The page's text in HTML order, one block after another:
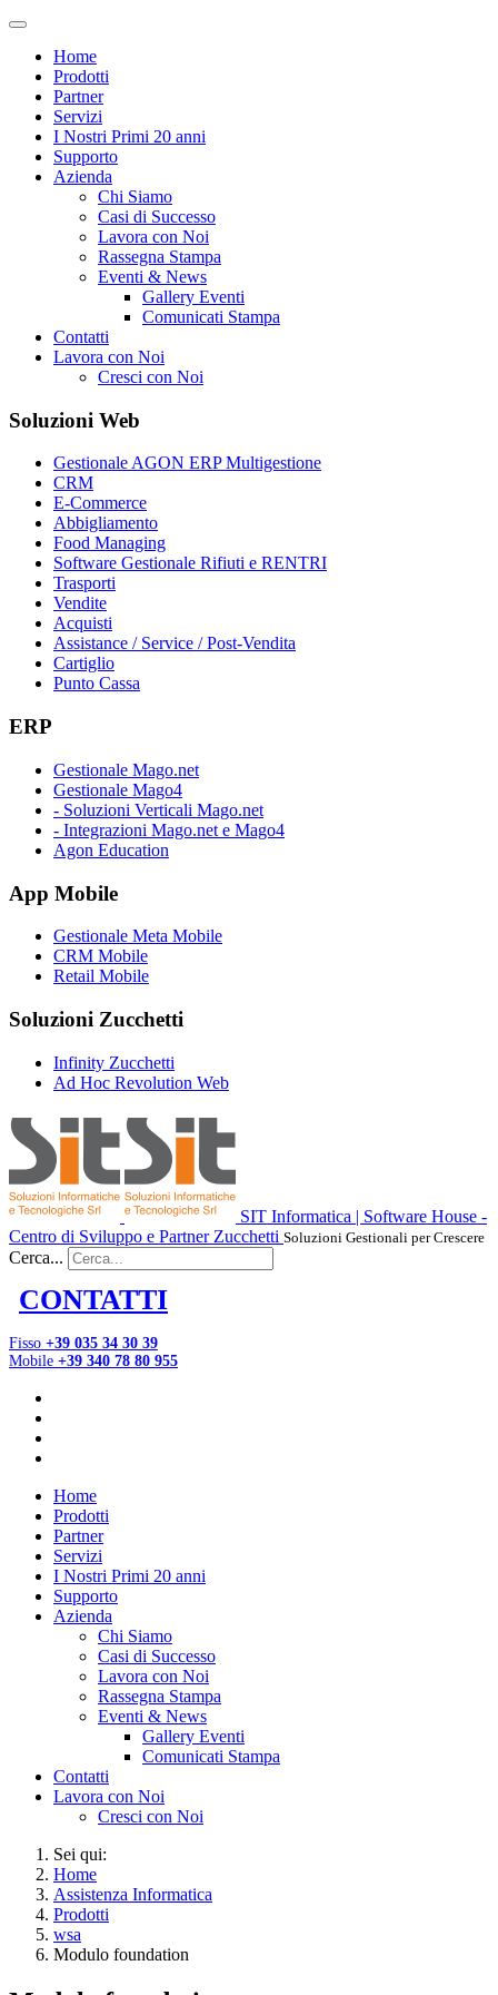
Home
Prodotti
Partner
Servizi
I Nostri Primi 20 anni
Supporto
Azienda
Chi Siamo
Casi di Successo
Lavora con Noi
Rassegna Stampa
Eventi & News
Gallery Eventi
Comunicati Stampa
Contatti
Lavora con Noi
Cresci con Noi
Soluzioni Web
Gestionale AGON ERP Multigestione
CRM
E-Commerce
Abbigliamento
Food Managing
Software Gestionale Rifiuti e RENTRI
Trasporti
Vendite
Acquisti
Assistance / Service / Post-Vendita
Cartiglio
Punto Cassa
ERP
Gestionale Mago.net
Gestionale Mago4
- Soluzioni Verticali Mago.net
- Integrazioni Mago.net e Mago4
Agon Education
App Mobile
Gestionale Meta Mobile
CRM Mobile
Retail Mobile
Soluzioni Zucchetti
Infinity Zucchetti
Ad Hoc Revolution Web
SIT Informatica | Software House -
Centro di Sviluppo e Partner Zucchetti Soluzioni Gestionali per Crescere
Cerca...
CONTATTI
Fisso +39 035 34 30 39
Mobile +39 340 78 80 955
Home
Prodotti
Partner
Servizi
I Nostri Primi 20 anni
Supporto
Azienda
Chi Siamo
Casi di Successo
Lavora con Noi
Rassegna Stampa
Eventi & News
Gallery Eventi
Comunicati Stampa
Contatti
Lavora con Noi
Cresci con Noi
Sei qui:
Home
Assistenza Informatica
Prodotti
wsa
Modulo foundation